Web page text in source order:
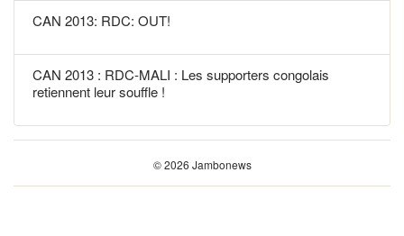
CAN 2013: RDC: OUT!
CAN 2013 : RDC-MALI : Les supporters congolais
retiennent leur souffle !
© 2026 Jambonews